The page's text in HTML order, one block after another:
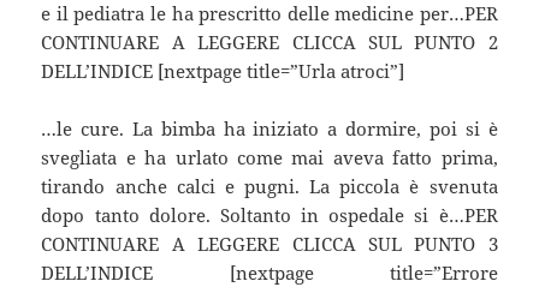
e il pediatra le ha prescritto delle medicine per…PER
CONTINUARE A LEGGERE CLICCA SUL PUNTO 2
DELL’INDICE [nextpage title=”Urla atroci”]
…le cure. La bimba ha iniziato a dormire, poi si è
svegliata e ha urlato come mai aveva fatto prima,
tirando anche calci e pugni. La piccola è svenuta
dopo tanto dolore. Soltanto in ospedale si è…PER
CONTINUARE A LEGGERE CLICCA SUL PUNTO 3
DELL’INDICE [nextpage title=”Errore